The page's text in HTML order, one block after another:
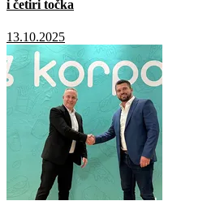
i četiri točka
13.10.2025